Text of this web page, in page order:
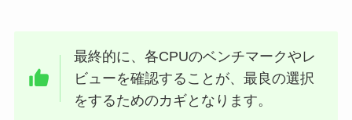
最終的に、各CPUのベンチマークやレ
ビューを確認することが、最良の選択
をするためのカギとなります。